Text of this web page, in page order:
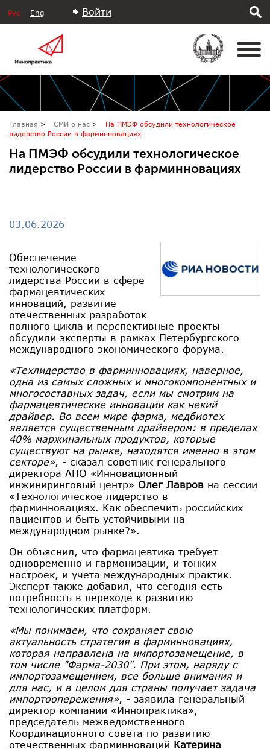
Рус Eng Войти
Главная СМИ о нас
На ПМЭФ обсудили технологическое
лидерство России в фарминновациях
На ПМЭФ обсудили технологическое
лидерство России в фарминновациях
03.06.2026
Обеспечение
технологического
лидерства России в сфере
фармацевтических
инноваций, развитие
отечественных разработок
полного цикла и перспективные проекты
обсудили эксперты в рамках Петербургского
международного экономического форума.
«Техлидерство в фарминновациях, наверное,
одна из самых сложных и многокомпонентных и
многосоставных задач, если мы смотрим на
фармацевтические инновации как некий
драйвер. Во всем мире фарма, медбиотех
является существенным драйвером: в пределах
40% маржинальных продуктов, которые
существуют на рынке, находятся именно в этом
секторе», - сказал советник генерального
директора АНО «Инновационный
инжиниринговый центр» Олег Лавров на сессии
«Технологическое лидерство в
фарминновациях. Как обеспечить российских
пациентов и быть устойчивыми на
международном рынке?».
Он объяснил, что фармацевтика требует
одновременно и гармонизации, и тонких
настроек, и учета международных практик.
Эксперт также добавил, что сегодня есть
потребность в переходе к развитию
технологических платформ.
«Мы понимаем, что сохраняет свою
актуальность стратегия в фарминновациях,
которая направлена на импортозамещение, в
том числе "Фарма-2030". При этом, наряду с
импортозамещением, все больше внимания и
для нас, и в целом для страны получает задача
импортоопережения», - заявила генеральный
директор компании «Иннопрактика»,
председатель межведомственного
Координационного совета по развитию
отечественных фарминноваций Катерина